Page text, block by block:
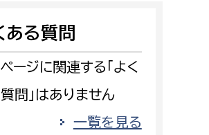
事務局
査事務局
ある質問
ージに関連する「よく
問」はありません
一覧を見る